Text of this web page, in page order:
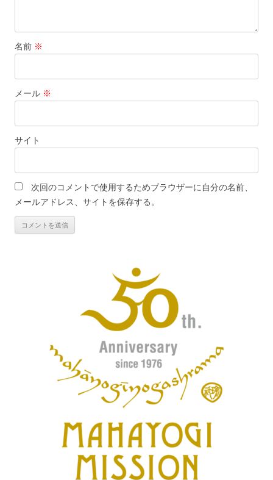
名前 ※
メール ※
サイト
次回のコメントで使用するためブラウザーに自分の名前、
メールアドレス、サイトを保存する。